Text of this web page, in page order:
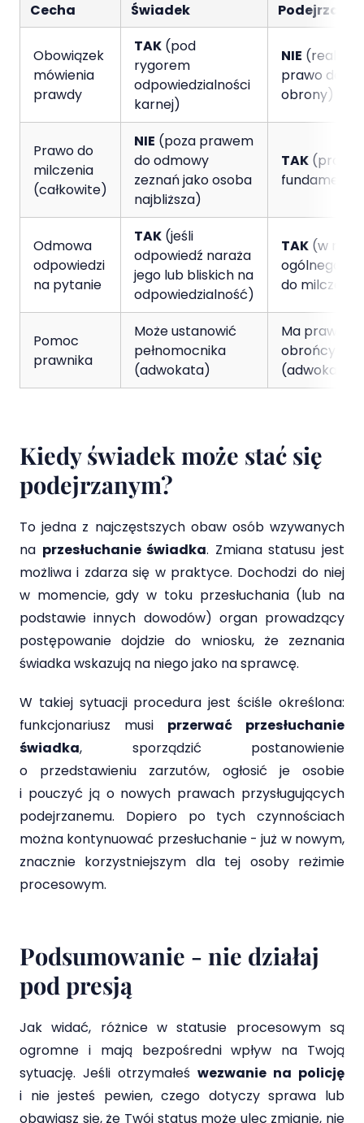
Cecha Świadek Podejrzany
Obowiązek
mówienia
prawdy
TAK (pod
rygorem
odpowiedzialności
karnej)
NIE (realizuje
prawo do
obrony)
Prawo do
milczenia
(całkowite)
NIE (poza prawem
do odmowy
zeznań jako osoba
najbliższa)
TAK (prawo
Odmowa
odpowiedzi
na pytanie
TAK (jeśli
odpowiedź naraża
jego lub bliskich na
odpowiedzialność)
TAK (w
ogólnego
do
Pomoc
prawnika
Może ustanowić
pełnomocnika
(adwokata)
Ma prawo do
obrońcy
(adwokata)
Kiedy świadek może stać się
podejrzanym?
To jedna z najczęstszych obaw osób wzywanych
na przesłuchanie świadka. Zmiana statusu jest
możliwa i zdarza się w praktyce. Dochodzi do niej
w momencie, gdy w toku przesłuchania (lub na
podstawie innych dowodów) organ prowadzący
postępowanie dojdzie do wniosku, że zeznania
świadka wskazują na niego jako na sprawcę.
W takiej sytuacji procedura jest ściśle określona:
funkcjonariusz musi przerwać przesłuchanie
świadka, sporządzić postanowienie
o przedstawieniu zarzutów, ogłosić je osobie
i pouczyć ją o nowych prawach przysługujących
podejrzanemu. Dopiero po tych czynnościach
można kontynuować przesłuchanie - już w nowym,
znacznie korzystniejszym dla tej osoby reżimie
procesowym.
Podsumowanie - nie działaj
pod presją
Jak widać, różnice w statusie procesowym są
ogromne i mają bezpośredni wpływ na Twoją
sytuację. Jeśli otrzymałeś wezwanie na policję
i nie jesteś pewien, czego dotyczy sprawa lub
obawiasz się, że Twój status może ulec zmianie, nie